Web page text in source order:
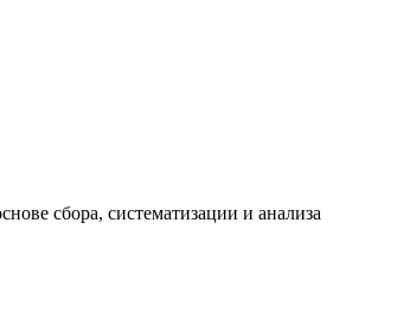
сбора, систематизации и анализа